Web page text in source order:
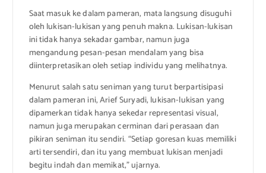
Saat masuk ke dalam pameran, mata langsung disuguhi
oleh lukisan-lukisan yang penuh makna. Lukisan-lukisan
ini tidak hanya sekadar gambar, namun juga
mengandung pesan-pesan mendalam yang bisa
diinterpretasikan oleh setiap individu yang melihatnya.
Menurut salah satu seniman yang turut berpartisipasi
dalam pameran ini, Arief Suryadi, lukisan-lukisan yang
dipamerkan tidak hanya sekedar representasi visual,
namun juga merupakan cerminan dari perasaan dan
pikiran seniman itu sendiri. “Setiap goresan kuas memiliki
arti tersendiri, dan itu yang membuat lukisan menjadi
begitu indah dan memikat,” ujarnya.